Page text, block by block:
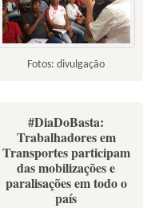
Fotos: divulgação
#DiaDoBasta:
Trabalhadores em
Transportes participam
das mobilizações e
paralisações em todo o
país